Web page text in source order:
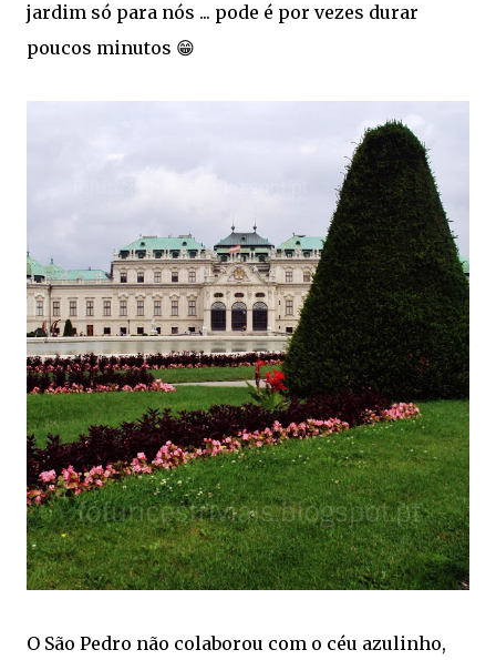
jardim só para nós ... pode é por vezes durar
poucos minutos 😁
O São Pedro não colaborou com o céu azulinho,